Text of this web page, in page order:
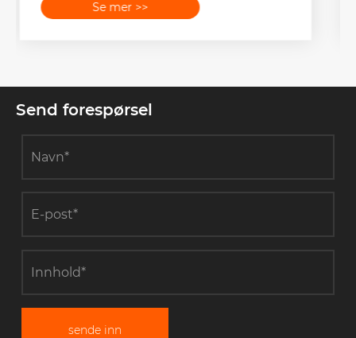
Se mer >>
Send forespørsel
sende inn